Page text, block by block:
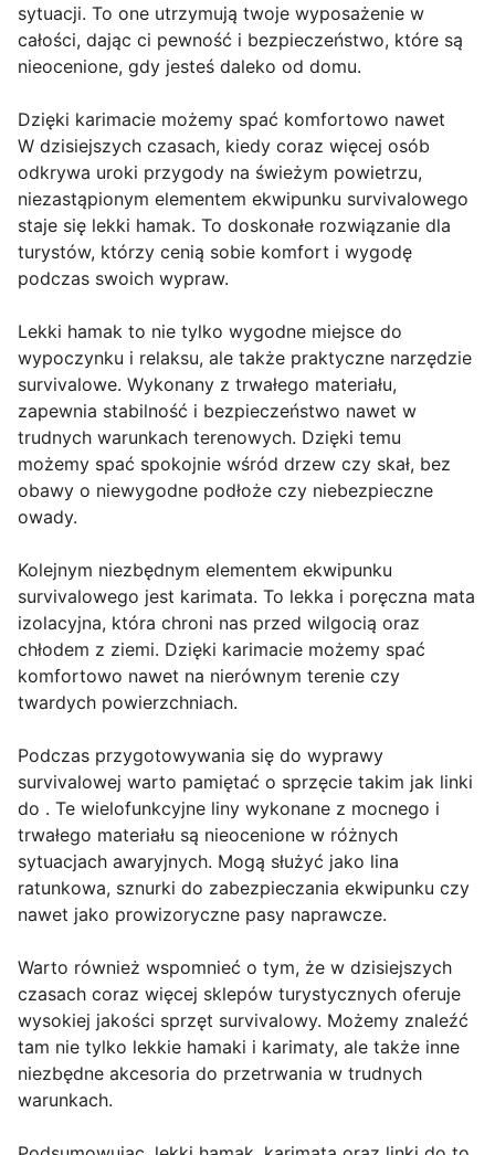
sytuacji. To one utrzymują twoje wyposażenie w
całości, dając ci pewność i bezpieczeństwo, które są
nieocenione, gdy jesteś daleko od domu.
Dzięki karimacie możemy spać komfortowo nawet
W dzisiejszych czasach, kiedy coraz więcej osób
odkrywa uroki przygody na świeżym powietrzu,
niezastąpionym elementem ekwipunku survivalowego
staje się lekki hamak. To doskonałe rozwiązanie dla
turystów, którzy cenią sobie komfort i wygodę
podczas swoich wypraw.
Lekki hamak to nie tylko wygodne miejsce do
wypoczynku i relaksu, ale także praktyczne narzędzie
survivalowe. Wykonany z trwałego materiału,
zapewnia stabilność i bezpieczeństwo nawet w
trudnych warunkach terenowych. Dzięki temu
możemy spać spokojnie wśród drzew czy skał, bez
obawy o niewygodne podłoże czy niebezpieczne
owady.
Kolejnym niezbędnym elementem ekwipunku
survivalowego jest karimata. To lekka i poręczna mata
izolacyjna, która chroni nas przed wilgocią oraz
chłodem z ziemi. Dzięki karimacie możemy spać
komfortowo nawet na nierównym terenie czy
twardych powierzchniach.
Podczas przygotowywania się do wyprawy
survivalowej warto pamiętać o sprzęcie takim jak linki
do . Te wielofunkcyjne liny wykonane z mocnego i
trwałego materiału są nieocenione w różnych
sytuacjach awaryjnych. Mogą służyć jako lina
ratunkowa, sznurki do zabezpieczania ekwipunku czy
nawet jako prowizoryczne pasy naprawcze.
Warto również wspomnieć o tym, że w dzisiejszych
czasach coraz więcej sklepów turystycznych oferuje
wysokiej jakości sprzęt survivalowy. Możemy znaleźć
tam nie tylko lekkie hamaki i karimaty, ale także inne
niezbędne akcesoria do przetrwania w trudnych
warunkach.